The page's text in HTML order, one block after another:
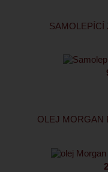
SAMOLEPÍCÍ
OLEJ MORGAN